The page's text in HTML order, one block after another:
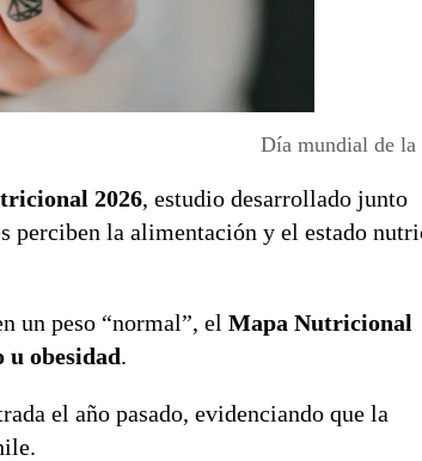
Día mundial de la
2026, estudio desarrollado junto
perciben la alimentación y el estado
un peso “normal”, el Mapa Nutricional
u obesidad.
el año pasado, evidenciando que la